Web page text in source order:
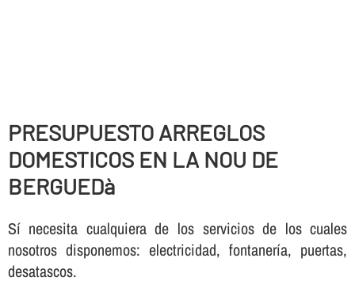
PRESUPUESTO ARREGLOS
DOMESTICOS EN LA NOU DE
BERGUEDà
Sí necesita cualquiera de los servicios de los cuales
nosotros disponemos: electricidad, fontanería, puertas,
desatascos.